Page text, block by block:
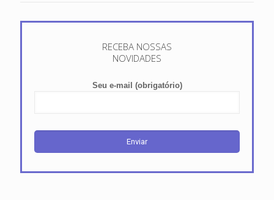
RECEBA NOSSAS
NOVIDADES
Seu e-mail (obrigatório)